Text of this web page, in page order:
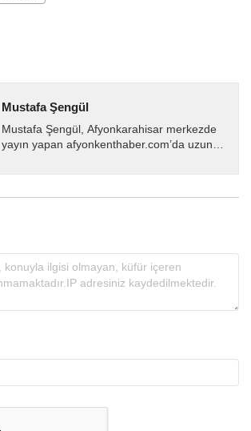
Mustafa Şengül
Mustafa Şengül, Afyonkarahisar merkezde
yayın yapan afyonkenthaber.com’da uzun
almakta, haber akışı...